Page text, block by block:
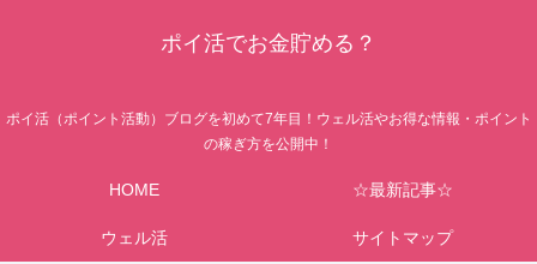
ポイ活でお金貯める？
ポイ活（ポイント活動）ブログを初めて7年目！ウェル活やお得な情報・ポイント
の稼ぎ方を公開中！
HOME ☆最新記事☆
ウェル活 サイトマップ